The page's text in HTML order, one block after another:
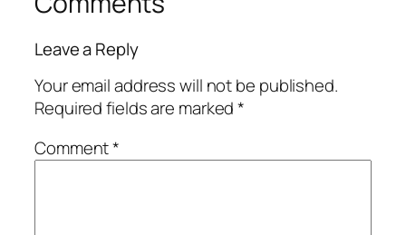
Leave a Reply
Your email address will not be published.
Required fields are marked*
Comment*